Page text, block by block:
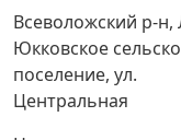
Всеволожский р-н,
Юкковское
поселение, ул.
Центральная